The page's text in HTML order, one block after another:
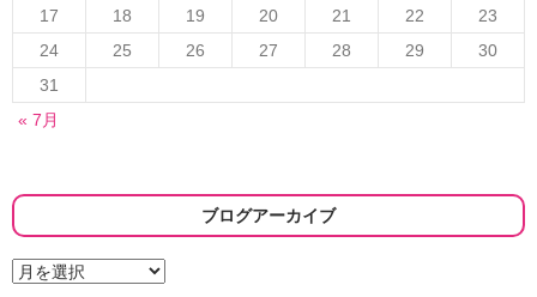
17
18 19 20 21 22
23
24
25 26 27 28 29
30
31
« 7月
ブログアーカイブ
ブ
ロ